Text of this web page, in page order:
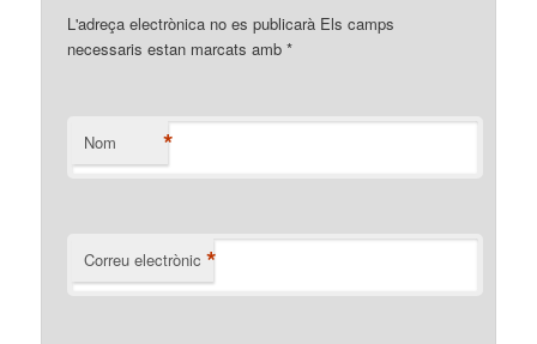
L'adreça electrònica no es publicarà Els camps
necessaris estan marcats amb*
Nom *
Correu electrònic *